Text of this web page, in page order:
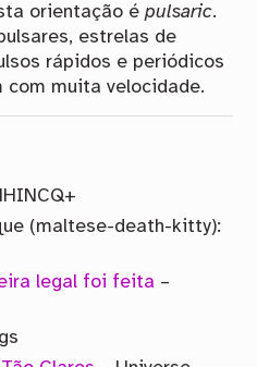
orientação épulsaric.
estrelas de
rápidos e periódicos
com muita velocidade.
(maltese-death-kitty):
legal foi feita –